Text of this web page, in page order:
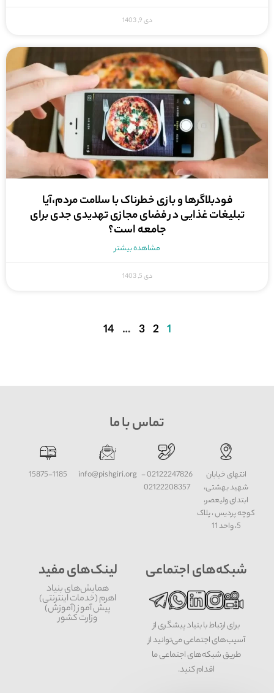
دی 9, 1403
فودبلاگرها و بازی خطرناک با سلامت مردم،آیا
تبلیغات غذایی در فضای مجازی تهدیدی جدی برای
جامعه است؟
مشاهده بیشتر
دی 5, 1403
1
2
3
…
14
تماس با ما
انتهای خیابان
شهید بهشتی،
ابتدای ولیعصر،
کوچه پردیس ، پلاک
5، واحد 11
02122247826 -
02122208357
info@pishgiri.org
15875-1185
شبکه‌های اجتماعی
برای ارتباط با بنیاد پیشگری از
آسیب‌های اجتماعی می‌توانید از
طریق شبکه‌‎های اجتماعی ما
اقدام کنید.
لینک‌های مفید
همایش‌های بنیاد
اهرم (خدمات اینترنتی)
پیش آموز (آموزش)
وزارت کشور